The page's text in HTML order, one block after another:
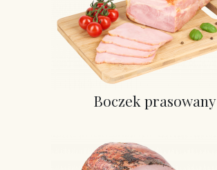
Boczek prasowany